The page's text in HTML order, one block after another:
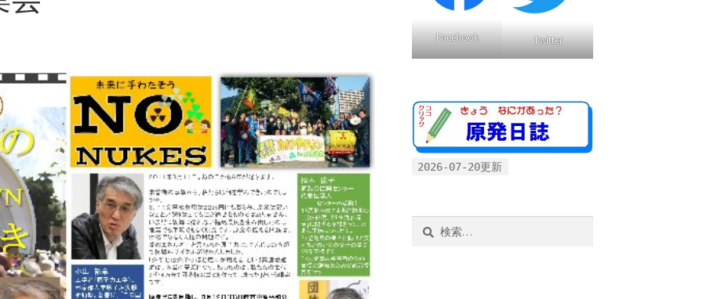
Facebook Twitter
2026-07-20更新